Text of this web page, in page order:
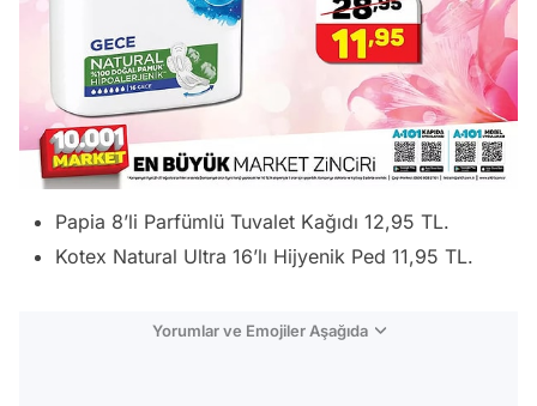
Papia 8’li Parfümlü Tuvalet Kağıdı 12,95 TL.
Kotex Natural Ultra 16’lı Hijyenik Ped 11,95 TL.
Yorumlar ve Emojiler Aşağıda